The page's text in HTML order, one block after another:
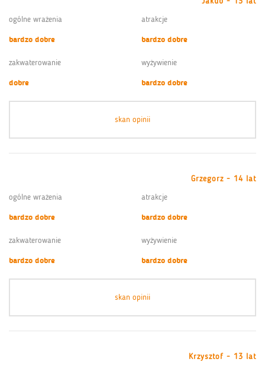
ogólne wrażenia
bardzo dobre
atrakcje
bardzo dobre
zakwaterowanie
dobre
wyżywienie
bardzo dobre
skan opinii
Grzegorz - 14 lat
ogólne wrażenia
bardzo dobre
atrakcje
bardzo dobre
zakwaterowanie
bardzo dobre
wyżywienie
bardzo dobre
skan opinii
Krzysztof - 13 lat